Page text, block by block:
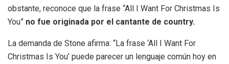
obstante, reconoce que la frase “All I Want For Christmas Is
You” no fue originada por el cantante de country.
La demanda de Stone afirma: “La frase ‘All I Want For
Christmas Is You’ puede parecer un lenguaje común hoy en